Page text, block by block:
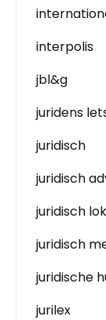
interpolis
jbl&g
juridens
juridisch
juridisch
juridisch
juridisch
juridische
jurilex